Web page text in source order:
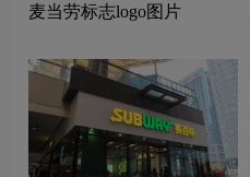
麦当劳标志logo图片